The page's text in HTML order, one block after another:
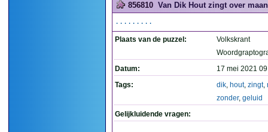
856810 Van Dik Hout zingt over
.........
Plaats van de puzzel:
Volkskrant
Datum:
17 mei 2021
Tags:
dik, hout, zingt,
zonder, geluid
Gelijkluidende vragen: